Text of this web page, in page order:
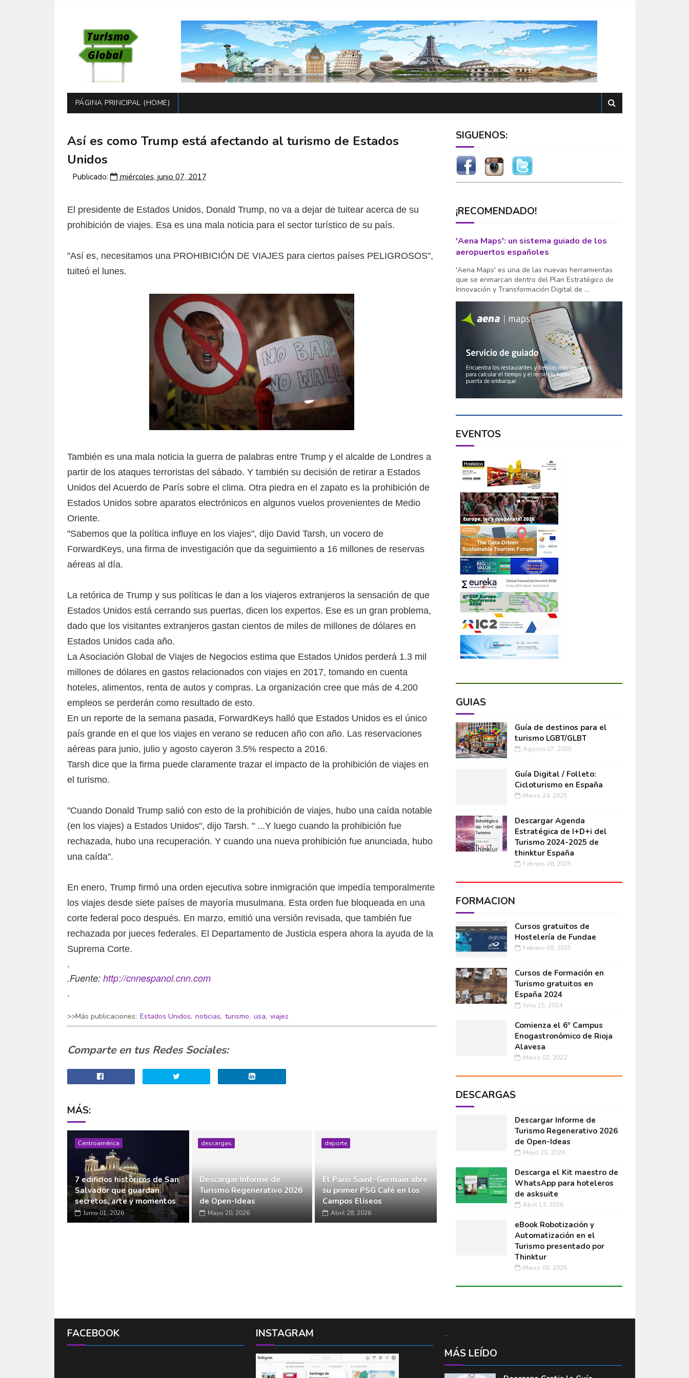
PÁGINA PRINCIPAL (HOME)
Así es como Trump está afectando al turismo de Estados
Unidos
Publicado: miércoles, junio 07, 2017
El presidente de Estados Unidos, Donald Trump, no va a dejar de tuitear acerca de su
prohibición de viajes. Esa es una mala noticia para el sector turístico de su país.
"Así es, necesitamos una PROHIBICIÓN DE VIAJES para ciertos países PELIGROSOS",
tuiteó el lunes.
También es una mala noticia la guerra de palabras entre Trump y el alcalde de Londres a
partir de los ataques terroristas del sábado. Y también su decisión de retirar a Estados
Unidos del Acuerdo de París sobre el clima. Otra piedra en el zapato es la prohibición de
Estados Unidos sobre aparatos electrónicos en algunos vuelos provenientes de Medio
Oriente.
"Sabemos que la política influye en los viajes", dijo David Tarsh, un vocero de
ForwardKeys, una firma de investigación que da seguimiento a 16 millones de reservas
aéreas al día.
La retórica de Trump y sus políticas le dan a los viajeros extranjeros la sensación de que
Estados Unidos está cerrando sus puertas, dicen los expertos. Ese es un gran problema,
dado que los visitantes extranjeros gastan cientos de miles de millones de dólares en
Estados Unidos cada año.
La Asociación Global de Viajes de Negocios estima que Estados Unidos perderá 1.3 mil
millones de dólares en gastos relacionados con viajes en 2017, tomando en cuenta
hoteles, alimentos, renta de autos y compras. La organización cree que más de 4.200
empleos se perderán como resultado de esto.
En un reporte de la semana pasada, ForwardKeys halló que Estados Unidos es el único
país grande en el que los viajes en verano se reducen año con año. Las reservaciones
aéreas para junio, julio y agosto cayeron 3.5% respecto a 2016.
Tarsh dice que la firma puede claramente trazar el impacto de la prohibición de viajes en
el turismo.
"Cuando Donald Trump salió con esto de la prohibición de viajes, hubo una caída notable
(en los viajes) a Estados Unidos", dijo Tarsh. " ...Y luego cuando la prohibición fue
rechazada, hubo una recuperación. Y cuando una nueva prohibición fue anunciada, hubo
una caída".
En enero, Trump firmó una orden ejecutiva sobre inmigración que impedía temporalmente
los viajes desde siete países de mayoría musulmana. Esta orden fue bloqueada en una
corte federal poco después. En marzo, emitió una versión revisada, que también fue
rechazada por jueces federales. El Departamento de Justicia espera ahora la ayuda de la
Suprema Corte.
.
.Fuente: http://cnnespanol.cnn.com
.
>>Más publicaciones: Estados Unidos, noticias, turismo, usa, viajes
Comparte en tus Redes Sociales:
MÁS:
Centroamérica
7 edificios históricos de San
Salvador que guardan
secretos, arte y momentos
Junio 01, 2026
descargas
Descargar Informe de
Turismo Regenerativo 2026
de Open-Ideas
Mayo 20, 2026
deporte
El Paris Saint-Germain abre
su primer PSG Café en los
Campos Elíseos
Abril 28, 2026
SÍGUENOS:
¡RECOMENDADO!
'Aena Maps': un sistema guiado de los
aeropuertos españoles
'Aena Maps' es una de las nuevas herramientas
que se enmarcan dentro del Plan Estratégico de
Innovación y Transformación Digital de ...
EVENTOS
GUÍAS
Guía de destinos para el
turismo LGBT/GLBT
Agosto 07, 2025
Guía Digital / Folleto:
Cicloturismo en España
Marzo 24, 2025
Descargar Agenda
Estratégica de I+D+i del
Turismo 2024-2025 de
thinktur España
Febrero 28, 2025
FORMACIÓN
Cursos gratuitos de
Hostelería de Fundae
Febrero 09, 2025
Cursos de Formación en
Turismo gratuitos en
España 2024
Julio 15, 2024
Comienza el 6º Campus
Enogastronómico de Rioja
Alavesa
Marzo 02, 2022
DESCARGAS
Descargar Informe de
Turismo Regenerativo 2026
de Open-Ideas
Mayo 20, 2026
Descarga el Kit maestro de
WhatsApp para hoteleros
de asksuite
Abril 13, 2026
eBook Robotización y
Automatización en el
Turismo presentado por
Thinktur
Marzo 06, 2026
FACEBOOK
INSTAGRAM
MÁS LEÍDO